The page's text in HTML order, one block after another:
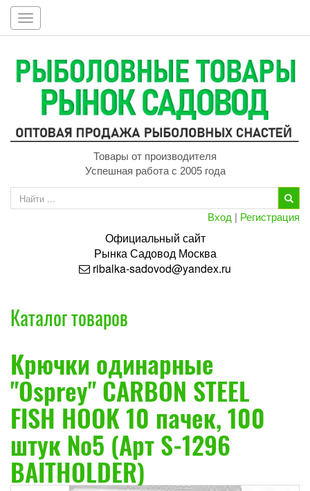
Toggle
navigation
Товары от производителя
Успешная работа с 2005 года
Вход | Регистрация
Официальный сайт
РынкаСадовод Москва
ribalka-sadovod@yandex.ru
Каталог товаров
Крючки одинарные
"Osprey" CARBON STEEL
FISH HOOK 10 пачек, 100
штук №5 (Арт S-1296
BAITHOLDER)